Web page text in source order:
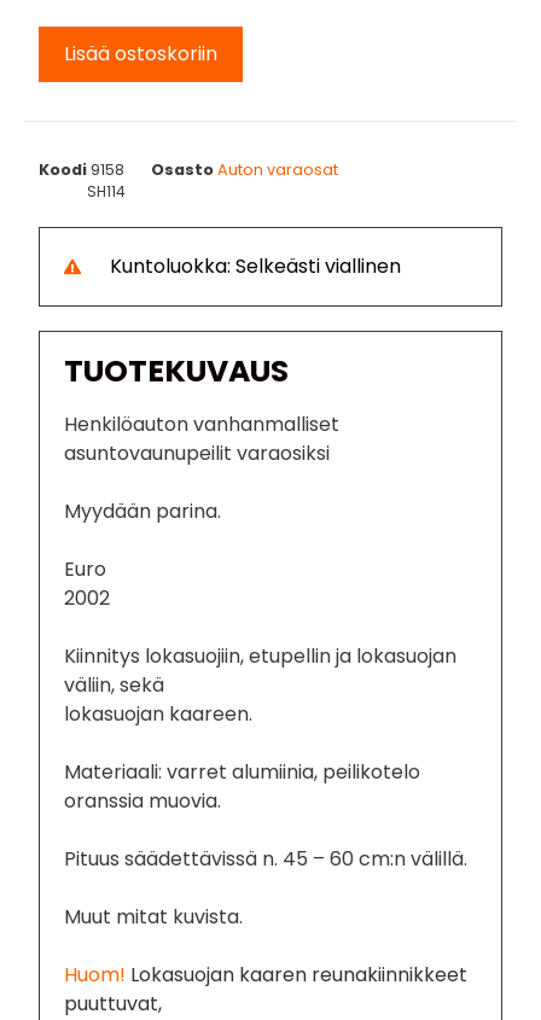
Lisää ostoskoriin
Koodi9158 OsastoAuton varaosat
SH114
Kuntoluokka: Selkeästi viallinen
TUOTEKUVAUS
Henkilöauton vanhanmalliset
asuntovaunupeilit varaosiksi
Myydään parina.
Euro
2002
Kiinnitys lokasuojiin, etupellin ja lokasuojan
väliin, sekä
lokasuojan kaareen.
Materiaali: varret alumiinia, peilikotelo
oranssia muovia.
Pituus säädettävissä n. 45 – 60 cm:n välillä.
Muut mitat kuvista.
Huom! Lokasuojan kaaren reunakiinnikkeet
puuttuvat,